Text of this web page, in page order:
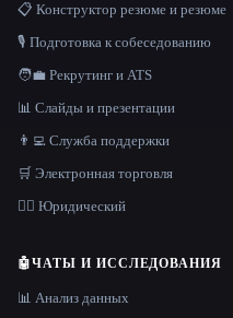
📋 Конструктор резюме и резюме
🎙️ Подготовка к собеседованию
🧑‍💼 Рекрутинг и ATS
📊 Слайды и презентации
👨‍💻 Служба поддержки
🛒 Электронная торговля
👩‍⚖️ Юридический
🤖ЧАТЫ И ИССЛЕДОВАНИЯ
📊 Анализ данных